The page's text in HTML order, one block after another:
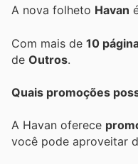
A nova folheto Havan
Com mais de 10
de Outros.
Quais promoções
A Havan oferece
você pode aproveitar